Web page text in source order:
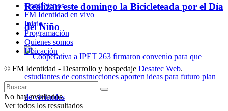
Realizan este domingo la Bicicleteada por el Día
del Niño
Contáctenos
FM Identidad en vivo
Inicio
Programación
Quienes somos
Ubicación
© FM Identidad - Desarrollo y hospedaje Desatec Web.
No hay resultados.
Ver todos los ressultados